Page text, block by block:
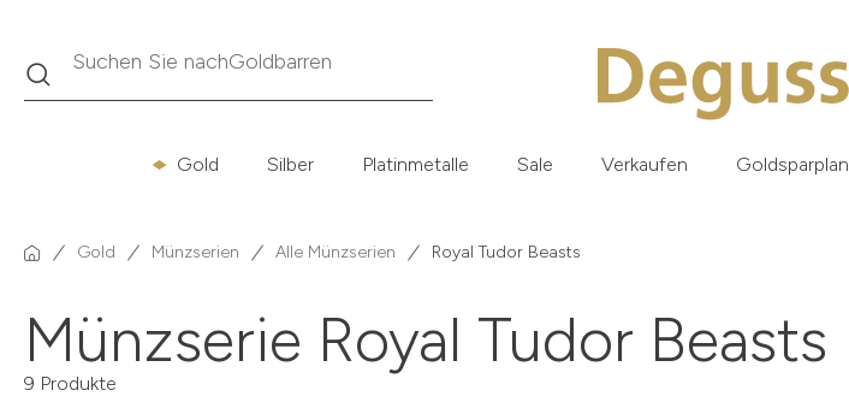
Suche Suchen Sie nachKrügerrand
Gold Silber Platinmetalle Sale Verkaufen Goldsparplan
Gold Münzserien Alle Münzserien Royal Tudor Beasts
Münzserie Royal Tudor Beasts
9 Produkte